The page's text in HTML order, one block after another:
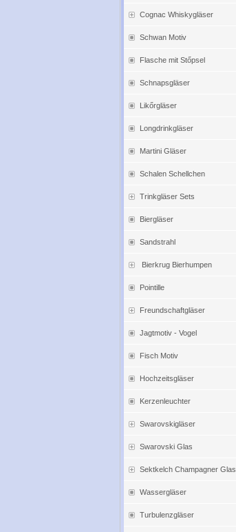
Cognac Whiskygläser
Schwan Motiv
Flasche mit Stőpsel
Schnapsgläser
Likőrgläser
Longdrinkgläser
Martini Gläser
Schalen Schellchen
Trinkgläser Sets
Biergläser
Sandstrahl
Bierkrug Bierhumpen
Pointille
Freundschaftgläser
Jagtmotiv - Vogel
Fisch Motiv
Hochzeitsgläser
Kerzenleuchter
Swarovskigläser
Swarovski Glas
Sektkelch Champagner Glas
Wassergläser
Turbulenzgläser